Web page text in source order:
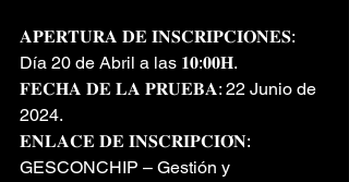
𝐀𝐏𝐄𝐑𝐓𝐔𝐑𝐀 𝐃𝐄 𝐈𝐍𝐒𝐂𝐑𝐈𝐏𝐂𝐈𝐎𝐍𝐄𝐒:
Día 20 de Abril a las 𝟏𝟎:𝟎𝟎𝐇.
𝐅𝐄𝐂𝐇𝐀 𝐃𝐄 𝐋𝐀 𝐏𝐑𝐔𝐄𝐁𝐀: 22 Junio de
2024.
𝐄𝐍𝐋𝐀𝐂𝐄 𝐃𝐄 𝐈𝐍𝐒𝐂𝐑𝐈𝐏𝐂𝐈𝐎́𝐍:
GESCONCHIP – Gestión y